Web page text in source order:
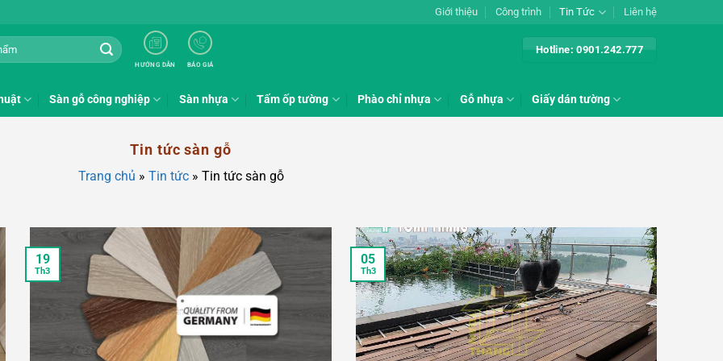
Giới thiệu Công trình Tin Tức Liên hệ
HƯỚNG DẪN BÁO GIÁ
Hotline: 0901.242.777
Sàn gỗ công nghiệp Sàn nhựa Tấm ốp tường Phào chỉ nhựa Gỗ nhựa Giấy dán tường
Tin tức sàn gỗ
Trang chủ » Tin tức» Tin tức sàn gỗ
19
Th3
05
Th3